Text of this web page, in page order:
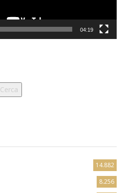
04:19
Cerca
14.882
8.256